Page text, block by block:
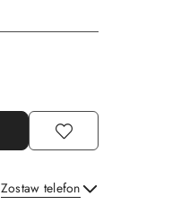
Zostaw telefon